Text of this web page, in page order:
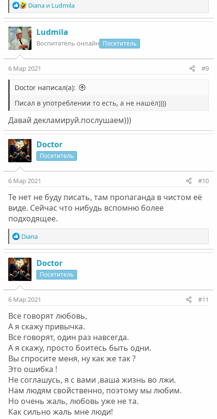
Р
е
а
к
ц
и
и
Dianaи Ludmila
Ludmila
Воспитатель онлайн Посетитель
6 Мар 2021 #9
Doctor написал(а):
Писал в употреблении то есть, а не нашёл))))
Давай декламируй.послушаем)))
Doctor
Посетитель
6 Мар 2021 #10
Те нет не буду писать, там пропаганда в чистом её
виде. Сейчас что нибудь вспомню более
подходящее.
Р
е
а
к
ц
и
и
:
Diana
Doctor
Посетитель
6 Мар 2021 #11
Все говорят любовь,
А я скажу привычка.
Все говорят, один раз навсегда.
А я скажу, просто боитесь быть одни.
Вы спросите меня, ну как же так ?
Это ошибка !
Не соглашусь, я с вами ,ваша жизнь во лжи.
Нам людям свойственно, поэтому мы любим.
Но очень жаль, любовь уже не та.
Как сильно жаль мне люди!